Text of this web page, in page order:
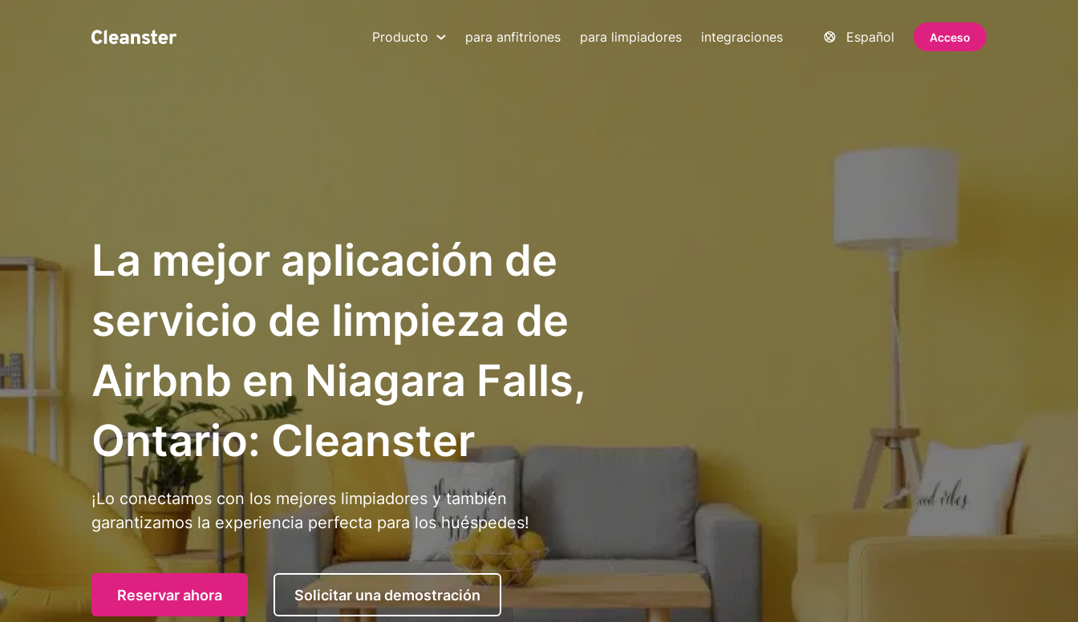
Producto para anfitriones para limpiadores integraciones Español Acceso
La mejor aplicación de
servicio de limpieza de
Airbnb en Niagara Falls,
Ontario: Cleanster
¡Lo conectamos con los mejores limpiadores y también
garantizamos la experiencia perfecta para los huéspedes!
Reservar ahora Solicitar una demostración